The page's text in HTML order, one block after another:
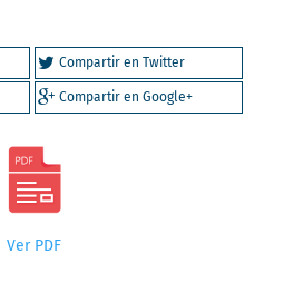
Compartir en Twitter
Compartir en Google+
Ver PDF